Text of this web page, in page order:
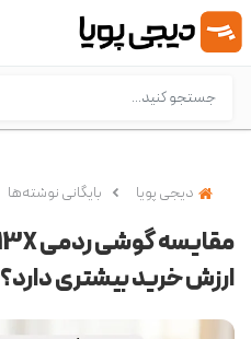
دیجی پویا بایگانی نوشته‌ها
ارزش خرید بیشتری دارد؟